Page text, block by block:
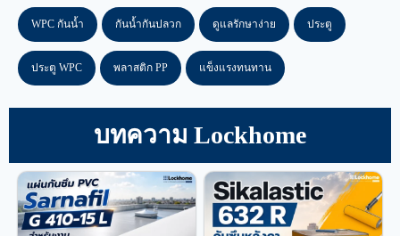
WPC กันน้ำ กันน้ำกันปลวก ดูแลรักษาง่าย ประตู
ประตู WPC พลาสติก PP แข็งแรงทนทาน
บทความ Lockhome